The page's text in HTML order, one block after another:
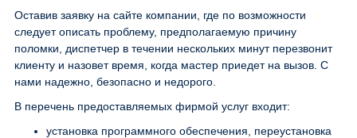
Оставив заявку на сайте компании, где по возможности
следует описать проблему, предполагаемую причину
поломки, диспетчер в течении нескольких минут перезвонит
клиенту и назовет время, когда мастер приедет на вызов. С
нами надежно, безопасно и недорого.
В перечень предоставляемых фирмой услуг входит:
установка программного обеспечения, переустановка